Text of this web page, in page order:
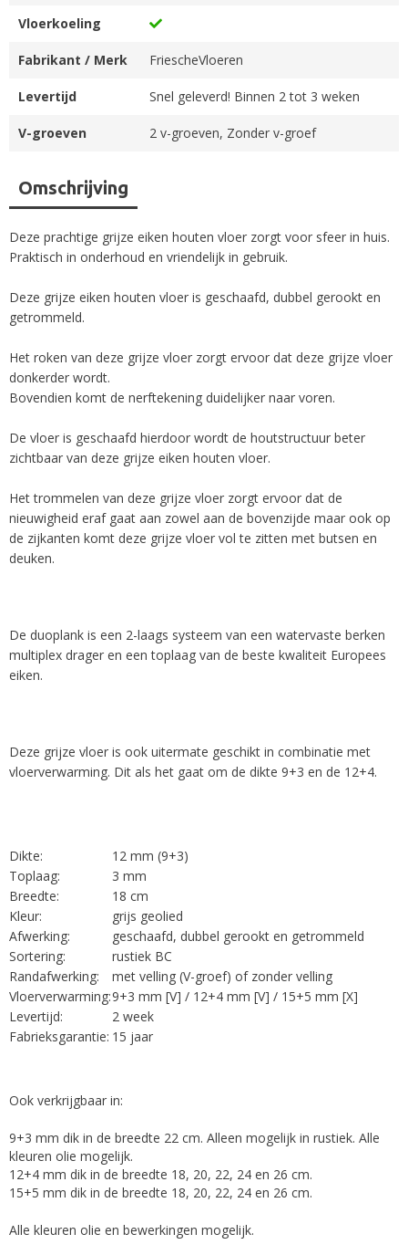
Omschrijving
Deze prachtige grijze eiken houten vloer zorgt voor sfeer in huis.
Praktisch in onderhoud en vriendelijk in gebruik.
Deze grijze eiken houten vloer is geschaafd, dubbel gerookt en
getrommeld.
Het roken van deze grijze vloer zorgt ervoor dat deze grijze vloer
donkerder wordt.
Bovendien komt de nerftekening duidelijker naar voren.
De vloer is geschaafd hierdoor wordt de houtstructuur beter
zichtbaar van deze grijze eiken houten vloer.
Het trommelen van deze grijze vloer zorgt ervoor dat de
nieuwigheid eraf gaat aan zowel aan de bovenzijde maar ook op
de zijkanten komt deze grijze vloer vol te zitten met butsen en
deuken.
De duoplank is een 2-laags systeem van een watervaste berken
multiplex drager en een toplaag van de beste kwaliteit Europees
eiken.
Deze grijze vloer is ook uitermate geschikt in combinatie met
vloerverwarming. Dit als het gaat om de dikte 9+3 en de 12+4.
Dikte:
Toplaag:
Breedte:
Kleur:
Afwerking:
Sortering:
Randafwerking:
Vloerverwarming:
Levertijd:
Fabrieksgarantie:
12 mm (9+3)
3 mm
18 cm
grijs geolied
geschaafd, dubbel gerookt en getrommeld
rustiek BC
met velling (V-groef) of zonder velling
9+3 mm [V] / 12+4 mm [V] / 15+5 mm [X]
2 week
15 jaar
Ook verkrijgbaar in:
9+3 mm dik in de breedte 22 cm. Alleen mogelijk in rustiek. Alle
kleuren olie mogelijk.
12+4 mm dik in de breedte 18, 20, 22, 24 en 26 cm.
15+5 mm dik in de breedte 18, 20, 22, 24 en 26 cm.
Alle kleuren olie en bewerkingen mogelijk.
Vloerkoeling
Fabrikant / Merk FriescheVloeren
Levertijd Snel geleverd! Binnen 2 tot 3 weken
V-groeven 2 v-groeven, Zonder v-groef